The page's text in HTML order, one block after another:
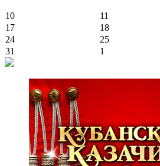
10 11
17
18
24
25
31
1